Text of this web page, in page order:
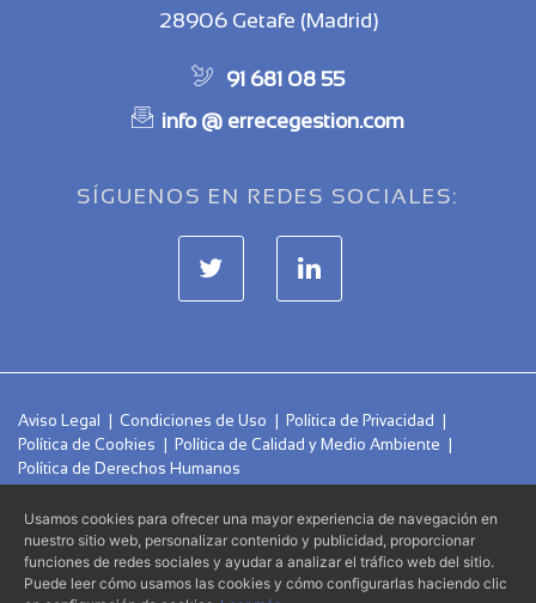
28906 Getafe (Madrid)
91 681 08 55
info @ errecegestion.com
SÍGUENOS EN REDES SOCIALES:
Aviso Legal | Condiciones de Uso | Política de Privacidad |
Política de Cookies | Política de Calidad y Medio Ambiente |
Política de Derechos Humanos
© 2026 - Errecé Gestoria Administrativa S.L.P.- Todos los
derechos reservados.
Usamos cookies para ofrecer una mayor experiencia de navegación en
nuestro sitio web, personalizar contenido y publicidad, proporcionar
funciones de redes sociales y ayudar a analizar el tráfico web del sitio.
Puede leer cómo usamos las cookies y cómo configurarlas haciendo clic